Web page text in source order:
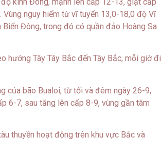
nguy hiểm từ vĩ tuyến 13,0-18,0 độ Vĩ
Đông, trong đó có quần đảo Hoàng Sa
hướng Tây Tây Bắc đến Tây Bắc, mỗi giờ đi
của bão Bualoi, từ tối và đêm ngày 26-9,
6-7, sau tăng lên cấp 8-9, vùng gần tâm
thuyền hoạt động trên khu vực Bắc và